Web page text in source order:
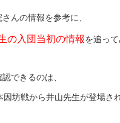
んの情報を参考に、
の入団当初の情報を追っ
できるのは、
因坊戦から井山先生が登場さ